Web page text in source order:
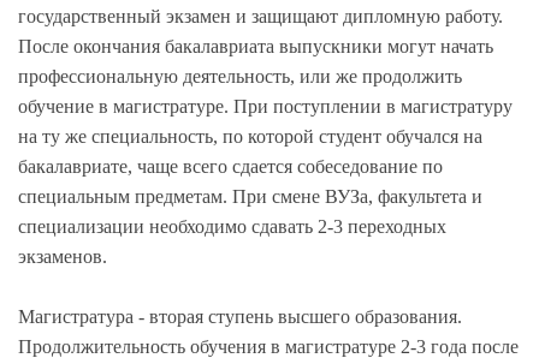
государственный экзамен и защищают дипломную работу.
После окончания бакалавриата выпускники могут начать
профессиональную деятельность, или же продолжить
обучение в магистратуре. При поступлении в магистратуру
на ту же специальность, по которой студент обучался на
бакалавриате, чаще всего сдается собеседование по
специальным предметам. При смене ВУЗа, факультета и
специализации необходимо сдавать 2-3 переходных
экзаменов.
Магистратура - вторая ступень высшего образования.
Продолжительность обучения в магистратуре 2-3 года после